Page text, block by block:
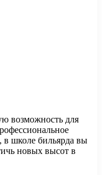
возможность для
в школе бильярда вы
новых высот в